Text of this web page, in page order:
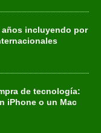
años incluyendo por
de tecnología:
iPhone o un Mac